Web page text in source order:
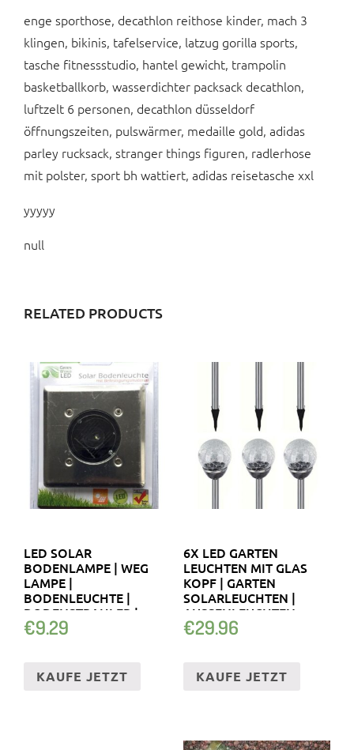
enge sporthose, decathlon reithose kinder, mach 3
klingen, bikinis, tafelservice, latzug gorilla sports,
tasche fitnessstudio, hantel gewicht, trampolin
basketballkorb, wasserdichter packsack decathlon,
luftzelt 6 personen, decathlon düsseldorf
öffnungszeiten, pulswärmer, medaille gold, adidas
parley rucksack, stranger things figuren, radlerhose
mit polster, sport bh wattiert, adidas reisetasche xxl
yyyyy
null
RELATED PRODUCTS
LED SOLAR
BODENLAMPE | WEG
LAMPE |
BODENLEUCHTE |
BODENSTRAHLER |
SOLARLAMPE
€9.29
KAUFE JETZT
6X LED GARTEN
LEUCHTEN MIT GLAS
KOPF | GARTEN
SOLARLEUCHTEN |
AUSSENLEUCHTEN
€29.96
KAUFE JETZT